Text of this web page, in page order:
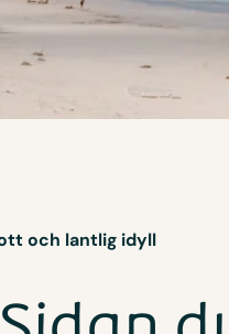
och lantlig idyll